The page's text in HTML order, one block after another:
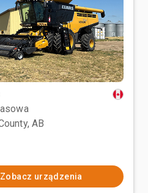
AB
Zobacz urządzenia